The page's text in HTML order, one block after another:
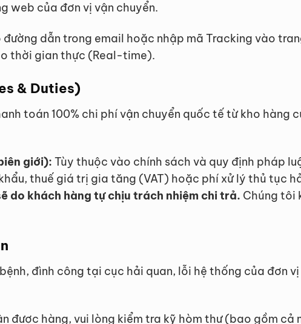
web của đơn vị vận chuyển.
dẫn trong email hoặc nhập mã Tracking vào
thời gian thực (Real-time).
& Duties)
toán 100% chi phí vận chuyển quốc tế từ kho hàng
giới): Tùy thuộc vào chính sách và quy định pháp
thuế giá trị gia tăng (VAT) hoặc phí xử lý thủ tục
do khách hàng tự chịu trách nhiệm chi trả. Chúng tôi
đình công tại cục hải quan, lỗi hệ thống của đơn
được hàng, vui lòng kiểm tra kỹ hòm thư (bao gồm cả